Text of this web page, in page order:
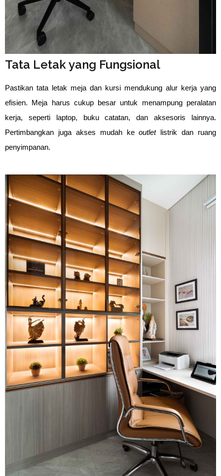
Tata Letak yang Fungsional
Pastikan tata letak meja dan kursi mendukung alur kerja yang
efisien. Meja harus cukup besar untuk menampung peralatan
kerja, seperti laptop, buku catatan, dan aksesoris lainnya.
Pertimbangkan juga akses mudah keoutletlistrik dan ruang
penyimpanan.